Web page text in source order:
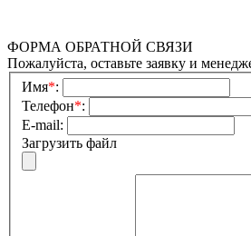
ФОРМА ОБРАТНОЙ СВЯЗИ
Пожалуйста, оставьте заявку и
Имя*:
Телефон*:
E-mail:
Загрузить файл